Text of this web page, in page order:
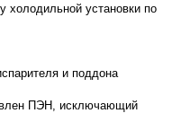
холодильной установки по
и поддона
ПЭН, исключающий